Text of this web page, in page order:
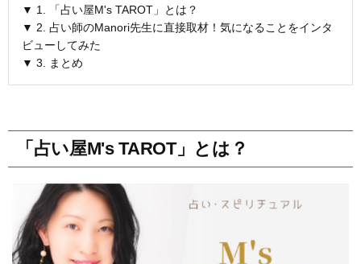
▼ 1. 「占い屋M's TAROT」とは？
▼ 2. 占い師のManori先生に直接取材！気になることをインタ
ビューしてみた
▼ 3. まとめ
「占い屋M's TAROT」とは？